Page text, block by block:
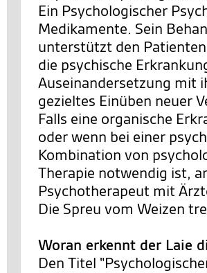
Ein Psychologischer
Medikamente. Sein
unterstützt den
die psychische
Auseinandersetzung mit
gezieltes Einüben neuer
Falls eine organische
oder wenn bei einer
Kombination von
Therapie notwendig ist,
Psychotherapeut mit
Die Spreu vom Weizen
Woran erkennt der Laie
Den Titel